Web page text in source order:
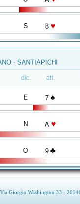
S 8 ♥
- SANTIAPICHI
dic. att.
E 7 ♠
N A ♥
O 9 ♣
Via Giorgio Washington 33 -